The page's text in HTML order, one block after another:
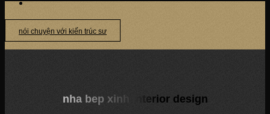
nói chuyện với kiến trúc sư
nha bep xinh interior design